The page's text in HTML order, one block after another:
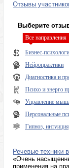
Отзывы
Выберите
Все направления
Бизнес-
Нейропрактики
Диагностика и
Психо и энерго
Управление
Персональные
Гипноз,
Речевые техники
«Очень
применения на